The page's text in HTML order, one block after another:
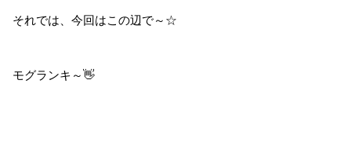
それでは、今回はこの辺で～☆
モグランキ～👋